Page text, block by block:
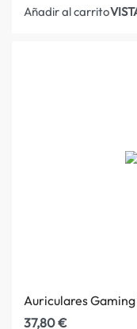
Añadir al carrito
Auriculares Gaming
37,80€